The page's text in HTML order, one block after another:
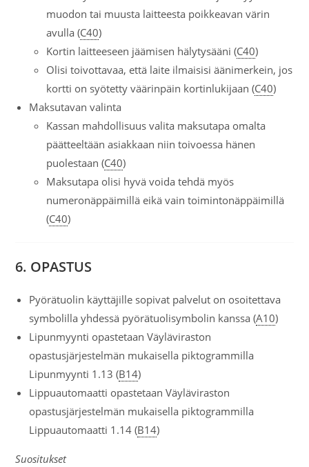
muodon tai muusta laitteesta poikkeavan värin
avulla (C40)
Kortin laitteeseen jäämisen hälytysääni (C40)
Olisi toivottavaa, että laite ilmaisisi äänimerkein, jos
kortti on syötetty väärinpäin kortinlukijaan (C40)
Maksutavan valinta
Kassan mahdollisuus valita maksutapa omalta
päätteeltään asiakkaan niin toivoessa hänen
puolestaan (C40)
Maksutapa olisi hyvä voida tehdä myös
numeronäppäimillä eikä vain toimintonäppäimillä
(C40)
6. OPASTUS
Pyörätuolin käyttäjille sopivat palvelut on osoitettava
symbolilla yhdessä pyörätuolisymbolin kanssa (A10)
Lipunmyynti opastetaan Väyläviraston
opastusjärjestelmän mukaisella piktogrammilla
Lipunmyynti 1.13 (B14)
Lippuautomaatti opastetaan Väyläviraston
opastusjärjestelmän mukaisella piktogrammilla
Lippuautomaatti 1.14 (B14)
Suositukset